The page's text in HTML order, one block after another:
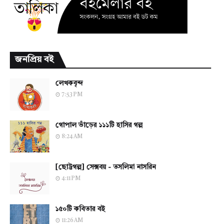
জনপ্রিয় বই
লেখকবৃন্দ
7:53 PM
গোপাল ভাঁড়ের ১১১টি হাসির গল্প
8:24 AM
[ছোট্টগল্প] সেক্সবয় - তসলিমা নাসরিন
4:11 PM
১৫০টি কবিতার বই
11:26 AM